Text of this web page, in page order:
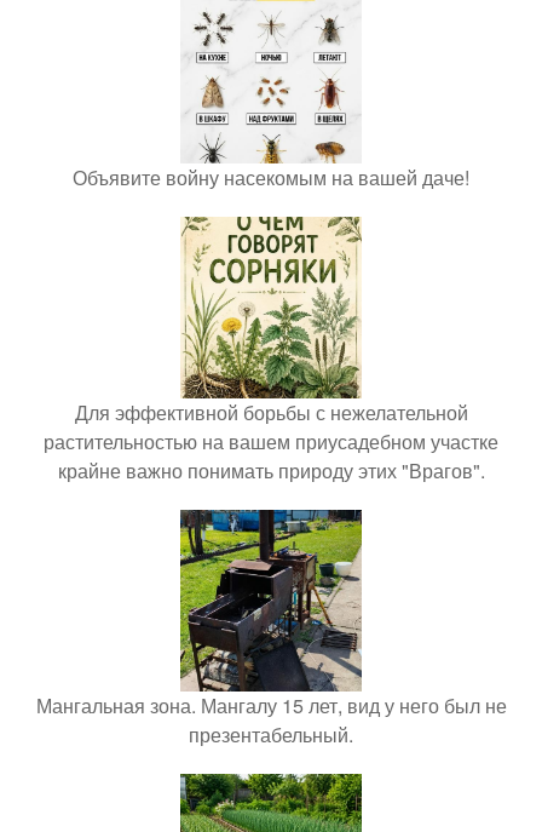
Объявите войну насекомым на вашей даче!
Для эффективной борьбы с нежелательной
растительностью на вашем приусадебном участке
крайне важно понимать природу этих "Врагов".
Мангальная зона. Мангалу 15 лет, вид у него был не
презентабельный.